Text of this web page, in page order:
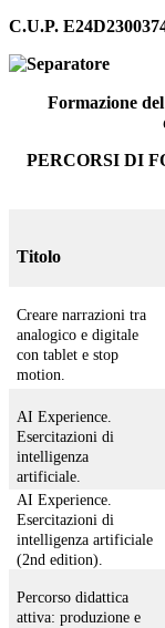
C.U.P.
Formazione
PERCORSI DI
Titolo
Creare narrazioni tra
analogico e digitale
con tablet e stop
motion.
AI Experience.
Esercitazioni di
intelligenza
artificiale.
AI Experience.
Esercitazioni di
intelligenza artificiale
(2nd edition).
Percorso didattica
attiva: produzione e